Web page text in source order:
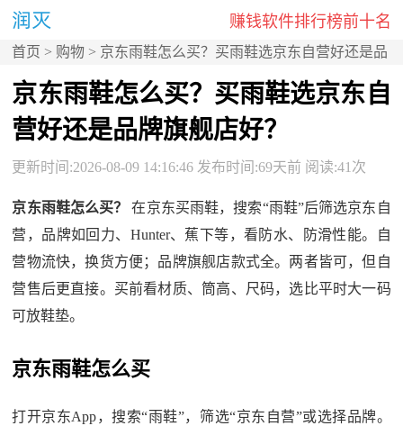
赚钱软件排行榜前十名
首页 > 购物 > 京东雨鞋怎么买？买雨鞋选京东自营好还是品
京东雨鞋怎么买？买雨鞋选京东自
营好还是品牌旗舰店好？
更新时间:2026-08-09 14:16:46 发布时间:69天前 阅读:41次
京东雨鞋怎么买？
在京东买雨鞋，搜索“雨鞋”后筛选京东自
营，品牌如回力、Hunter、蕉下等，看防水、防滑性能。自
营物流快，换货方便；品牌旗舰店款式全。两者皆可，但自
营售后更直接。买前看材质、筒高、尺码，选比平时大一码
可放鞋垫。
京东雨鞋怎么买
打开京东App，搜索“雨鞋”，筛选“京东自营”或选择品牌。